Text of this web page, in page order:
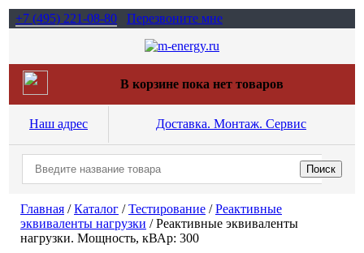
+7 (495) 221-08-80 Перезвоните мне
В корзине пока нет товаров
Наш адрес Доставка. Монтаж. Сервис
Главная /Каталог /Тестирование /Реактивные
эквиваленты нагрузки /Реактивные эквиваленты
нагрузки. Мощность, кВАр: 300